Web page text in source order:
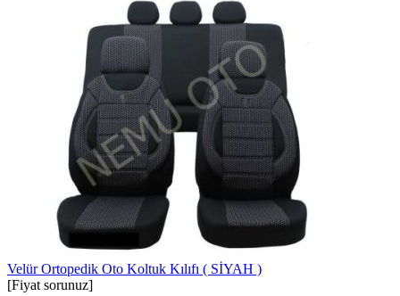
Velür Ortopedik Oto Koltuk Kılıfı ( SİYAH )
[Fiyat sorunuz]